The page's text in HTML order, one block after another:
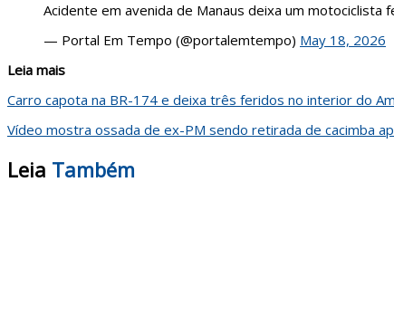
Acidente em avenida de Manaus deixa um motociclista
— Portal Em Tempo (@portalemtempo) May 18, 2026
Leia mais
Carro capota na BR-174 e deixa três feridos no interior do
Vídeo mostra ossada de ex-PM sendo retirada de cacimba
Leia Também